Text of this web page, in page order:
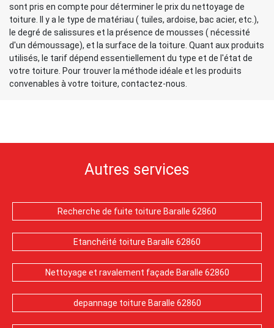
sont pris en compte pour déterminer le prix du nettoyage de
toiture. Il y a le type de matériau ( tuiles, ardoise, bac acier, etc.),
le degré de salissures et la présence de mousses ( nécessité
d'un démoussage), et la surface de la toiture. Quant aux produits
utilisés, le tarif dépend essentiellement du type et de l'état de
votre toiture. Pour trouver la méthode idéale et les produits
convenables à votre toiture, contactez-nous.
Autres services
Recherche de fuite toiture Baralle 62860
Etanchéité toiture Baralle 62860
Nettoyage et ravalement façade Baralle 62860
depannage toiture Baralle 62860